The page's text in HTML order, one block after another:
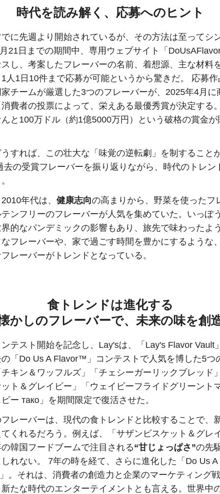
時代を読み解く、応募へのヒント
に先週より開始されているが、その方法は至ってシ
21日までの期間中、専用ウェブサイト「
し、考案したフレーバーの名前、着想源、主な材料
人1日10件まで応募が可能というから驚きだ。 応募
家チームが厳選した3つのフレーバーが、2025年4月に
費者の投票によって、栄えある最優秀賞が決定する
と100万ドル（約1億5000万円）という破格の賞金が
すれば、この壮大な「味覚の逆転劇」を制すること
去の受賞フレーバーを振り返りながら、時代のトレン
年代は、 健康志向の高まりから、野菜を使ったフ
ンフリーのフレーバーが人気を集めていた。いっぽ
的なパンデミックの影響もあり、旅先で味わったよ
なフレーバーや、家で過ごす時間を豊かにするような
レーバーがトレンドとなっている。
食トレンドは進化する
かしのフレーバーで、未来の味を創
テスト開始を記念し、Lay'sは、「Lay's Flavor Vault
「Do Us A Flavor™」コンテストで人気を博した5つ
キン＆ワッフルズ」「チェシーガーリックブレッド
ト＆グレイビー」「ウェイビーフライドグリーント
ピー тако」を期間限定で復活させた。
レーバーは、現代の食トレンドと比較することで、
てくれるだろう。例えば、「サザンビスケット＆グレ
韓国フードブームで注目される“甘じょっぱさ”の先
しれない。 7年の時を経て、さらに進化した「Do Us A
。それは、消費者の創造力と企業のマーケティング
たな時代のエンターテイメントとも言える。世界中